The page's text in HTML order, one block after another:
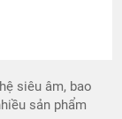
siêu âm, bao
sản phẩm